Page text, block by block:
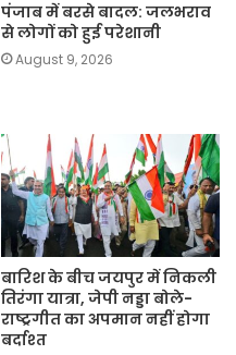
पंजाब में बरसे बादल: जलभराव
से लोगों को हुई परेशानी
August 9, 2026
बारिश के बीच जयपुर में निकली
तिरंगा यात्रा, जेपी नड्डा बोले-
राष्ट्रगीत का अपमान नहीं होगा
बर्दाश्त